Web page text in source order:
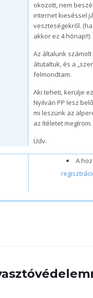
okozott, nem
internet kieséssel
veszteségekről.
akkor ez 4 hónap!!)
Az általunk
átutaltuk, és a
felmondtam.
Aki teheti, kerülje
Nyilván PP lesz
mi leszünk az
az ítéletet megírom.
Üdv.
A